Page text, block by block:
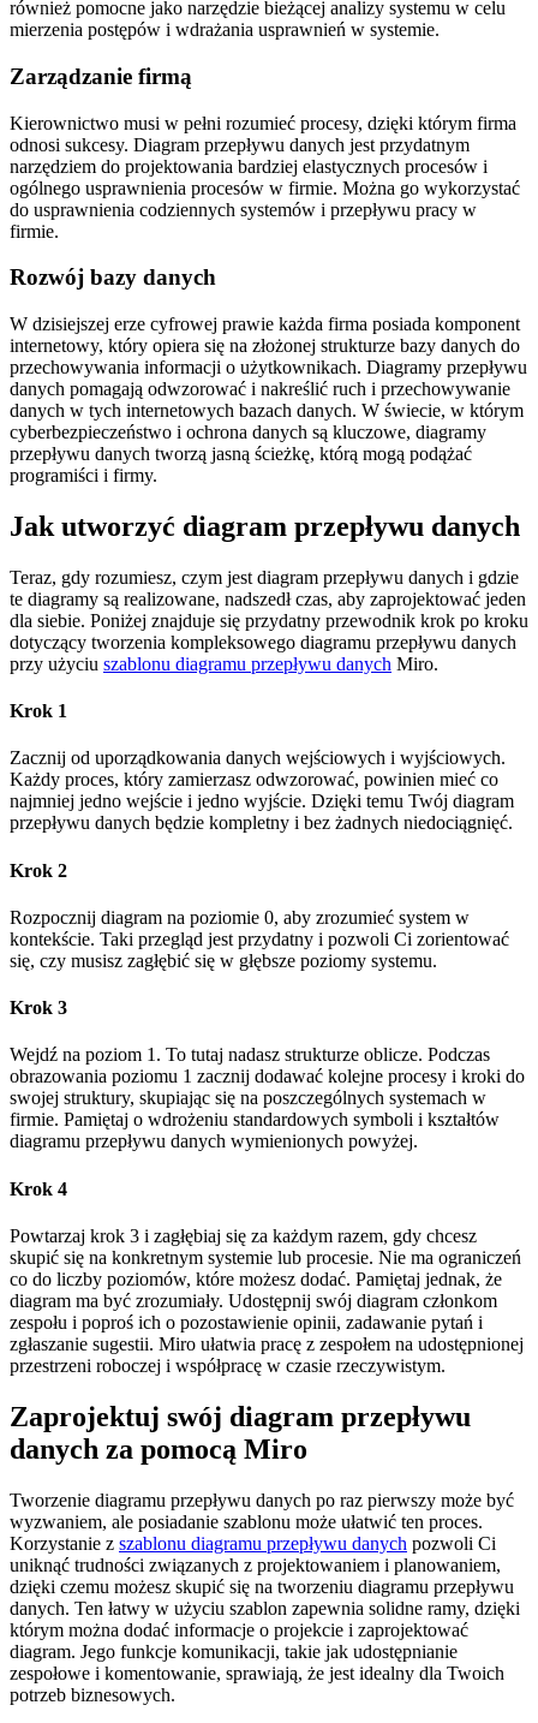
również pomocne jako narzędzie bieżącej analizy systemu w celu
mierzenia postępów i wdrażania usprawnień w systemie.
Zarządzanie firmą
Kierownictwo musi w pełni rozumieć procesy, dzięki którym firma
odnosi sukcesy. Diagram przepływu danych jest przydatnym
narzędziem do projektowania bardziej elastycznych procesów i
ogólnego usprawnienia procesów w firmie. Można go wykorzystać
do usprawnienia codziennych systemów i przepływu pracy w
firmie.
Rozwój bazy danych
W dzisiejszej erze cyfrowej prawie każda firma posiada komponent
internetowy, który opiera się na złożonej strukturze bazy danych do
przechowywania informacji o użytkownikach. Diagramy przepływu
danych pomagają odwzorować i nakreślić ruch i przechowywanie
danych w tych internetowych bazach danych. W świecie, w którym
cyberbezpieczeństwo i ochrona danych są kluczowe, diagramy
przepływu danych tworzą jasną ścieżkę, którą mogą podążać
programiści i firmy.
Jak utworzyć diagram przepływu danych
Teraz, gdy rozumiesz, czym jest diagram przepływu danych i gdzie
te diagramy są realizowane, nadszedł czas, aby zaprojektować jeden
dla siebie. Poniżej znajduje się przydatny przewodnik krok po kroku
dotyczący tworzenia kompleksowego diagramu przepływu danych
przy użyciu szablonu diagramu przepływu danych Miro.
Krok 1
Zacznij od uporządkowania danych wejściowych i wyjściowych.
Każdy proces, który zamierzasz odwzorować, powinien mieć co
najmniej jedno wejście i jedno wyjście. Dzięki temu Twój diagram
przepływu danych będzie kompletny i bez żadnych niedociągnięć.
Krok 2
Rozpocznij diagram na poziomie 0, aby zrozumieć system w
kontekście. Taki przegląd jest przydatny i pozwoli Ci zorientować
się, czy musisz zagłębić się w głębsze poziomy systemu.
Krok 3
Wejdź na poziom 1. To tutaj nadasz strukturze oblicze. Podczas
obrazowania poziomu 1 zacznij dodawać kolejne procesy i kroki do
swojej struktury, skupiając się na poszczególnych systemach w
firmie. Pamiętaj o wdrożeniu standardowych symboli i kształtów
diagramu przepływu danych wymienionych powyżej.
Krok 4
Powtarzaj krok 3 i zagłębiaj się za każdym razem, gdy chcesz
skupić się na konkretnym systemie lub procesie. Nie ma ograniczeń
co do liczby poziomów, które możesz dodać. Pamiętaj jednak, że
diagram ma być zrozumiały. Udostępnij swój diagram członkom
zespołu i poproś ich o pozostawienie opinii, zadawanie pytań i
zgłaszanie sugestii. Miro ułatwia pracę z zespołem na udostępnionej
przestrzeni roboczej i współpracę w czasie rzeczywistym.
Zaprojektuj swój diagram przepływu
danych za pomocą Miro
Tworzenie diagramu przepływu danych po raz pierwszy może być
wyzwaniem, ale posiadanie szablonu może ułatwić ten proces.
Korzystanie z szablonu diagramu przepływu danych pozwoli Ci
uniknąć trudności związanych z projektowaniem i planowaniem,
dzięki czemu możesz skupić się na tworzeniu diagramu przepływu
danych. Ten łatwy w użyciu szablon zapewnia solidne ramy, dzięki
którym można dodać informacje o projekcie i zaprojektować
diagram. Jego funkcje komunikacji, takie jak udostępnianie
zespołowe i komentowanie, sprawiają, że jest idealny dla Twoich
potrzeb biznesowych.